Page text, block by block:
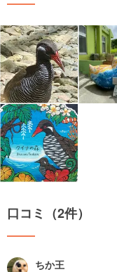
口コミ（2件）
ちか王